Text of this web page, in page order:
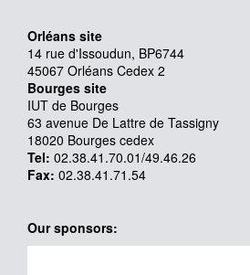
Orléans site
14 rue d'Issoudun, BP6744
45067 Orléans Cedex 2
Bourges site
IUT de Bourges
63 avenue De Lattre de Tassigny
18020 Bourges cedex
Tel: 02.38.41.70.01/49.46.26
Fax: 02.38.41.71.54
Our sponsors: